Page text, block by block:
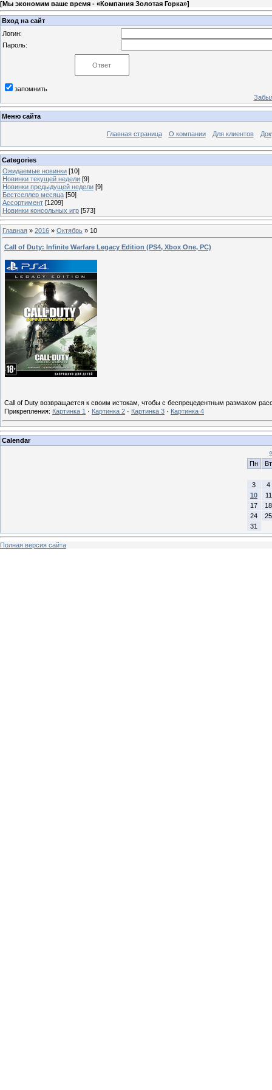
[Мы экономим ваше время - «Компания Золотая Горка»]
Вход на сайт
Логин:
Пароль:
запомнить
Меню сайта
Главная страница О компании Для клиентов
Categories
Ожидаемые новинки [10]
Новинки текущей недели [9]
Новинки предыдущей недели [9]
Бестселлер месяца [50]
Ассортимент [1209]
Новинки консольных игр [573]
Главная » 2016 » Октябрь » 10
Call of Duty: Infinite Warfare Legacy Edition (PS4, Xbox One, PC)
Call of Duty возвращается к своим истокам, чтобы с беспрецедентным размахом
Прикрепления: Картинка 1 · Картинка 2 · Картинка 3 · Картинка 4
Calendar
«
Пн
Вт
3
4
10
11
17
18
24
25
31
Полная версия сайта